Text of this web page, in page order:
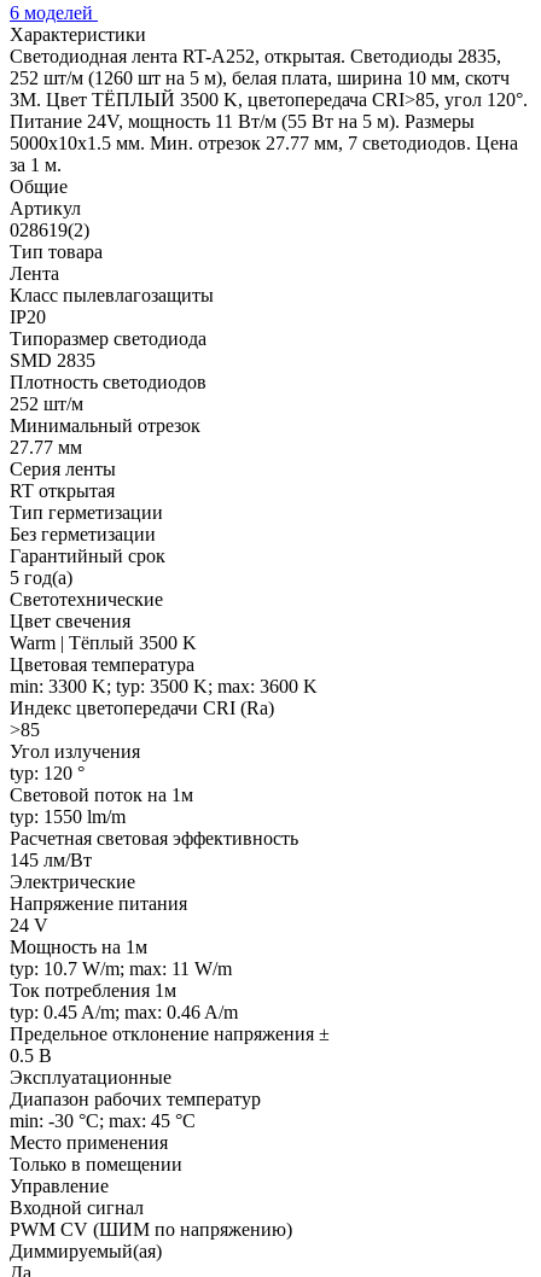
6 моделей
Характеристики
Светодиодная лента RT-A252, открытая. Светодиоды 2835,
252 шт/м (1260 шт на 5 м), белая плата, ширина 10 мм, скотч
3M. Цвет ТЁПЛЫЙ 3500 K, цветопередача CRI>85, угол 120°.
Питание 24V, мощность 11 Вт/м (55 Вт на 5 м). Размеры
5000x10x1.5 мм. Мин. отрезок 27.77 мм, 7 светодиодов. Цена
за 1 м.
Общие
Артикул
028619(2)
Тип товара
Лента
Класс пылевлагозащиты
IP20
Типоразмер светодиода
SMD 2835
Плотность светодиодов
252 шт/м
Минимальный отрезок
27.77 мм
Серия ленты
RT открытая
Тип герметизации
Без герметизации
Гарантийный срок
5 год(а)
Светотехнические
Цвет свечения
Warm | Тёплый 3500 K
Цветовая температура
min: 3300 K; typ: 3500 K; max: 3600 K
Индекс цветопередачи CRI (Ra)
>85
Угол излучения
typ: 120 °
Световой поток на 1м
typ: 1550 lm/m
Расчетная световая эффективность
145 лм/Вт
Электрические
Напряжение питания
24 V
Мощность на 1м
typ: 10.7 W/m; max: 11 W/m
Ток потребления 1м
typ: 0.45 A/m; max: 0.46 A/m
Предельное отклонение напряжения ±
0.5 В
Эксплуатационные
Диапазон рабочих температур
min: -30 °C; max: 45 °C
Место применения
Только в помещении
Управление
Входной сигнал
PWM СV (ШИМ по напряжению)
Диммируемый(ая)
Да